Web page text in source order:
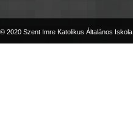
© 2020 Szent Imre Katolikus Általános Iskola